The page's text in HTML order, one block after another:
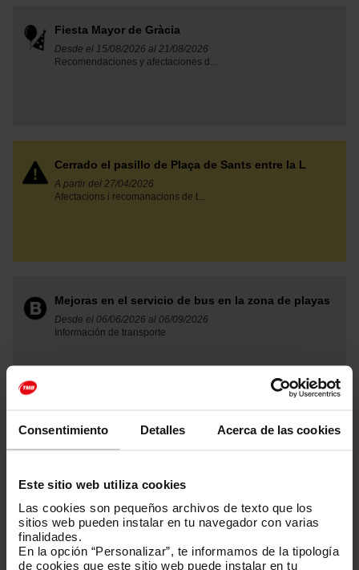
Consentimiento Detalles Acerca de las cookies
Este sitio web utiliza cookies
Las cookies son pequeños archivos de texto que los
sitios web pueden instalar en tu navegador con varias
finalidades.
En la opción “Personalizar”, te informamos de la tipología
de cookies que este sitio web puede instalar en tu
Fiesta Mayor de Gràcia
Desde el 15/08/2026 al 21/08/2026
Recomendaciones y afectaciones d...
Cerrado el pasillo de Plaça de Sants entre la L
A partir del 27/04/2026
Afectacions i recomanacions de t...
Mejoras en el servicio de bus en la zona de playas
Desde el 06/06/2026 al 06/09/2026
Información de transporte
Mejoras en el servicio de la línea V19